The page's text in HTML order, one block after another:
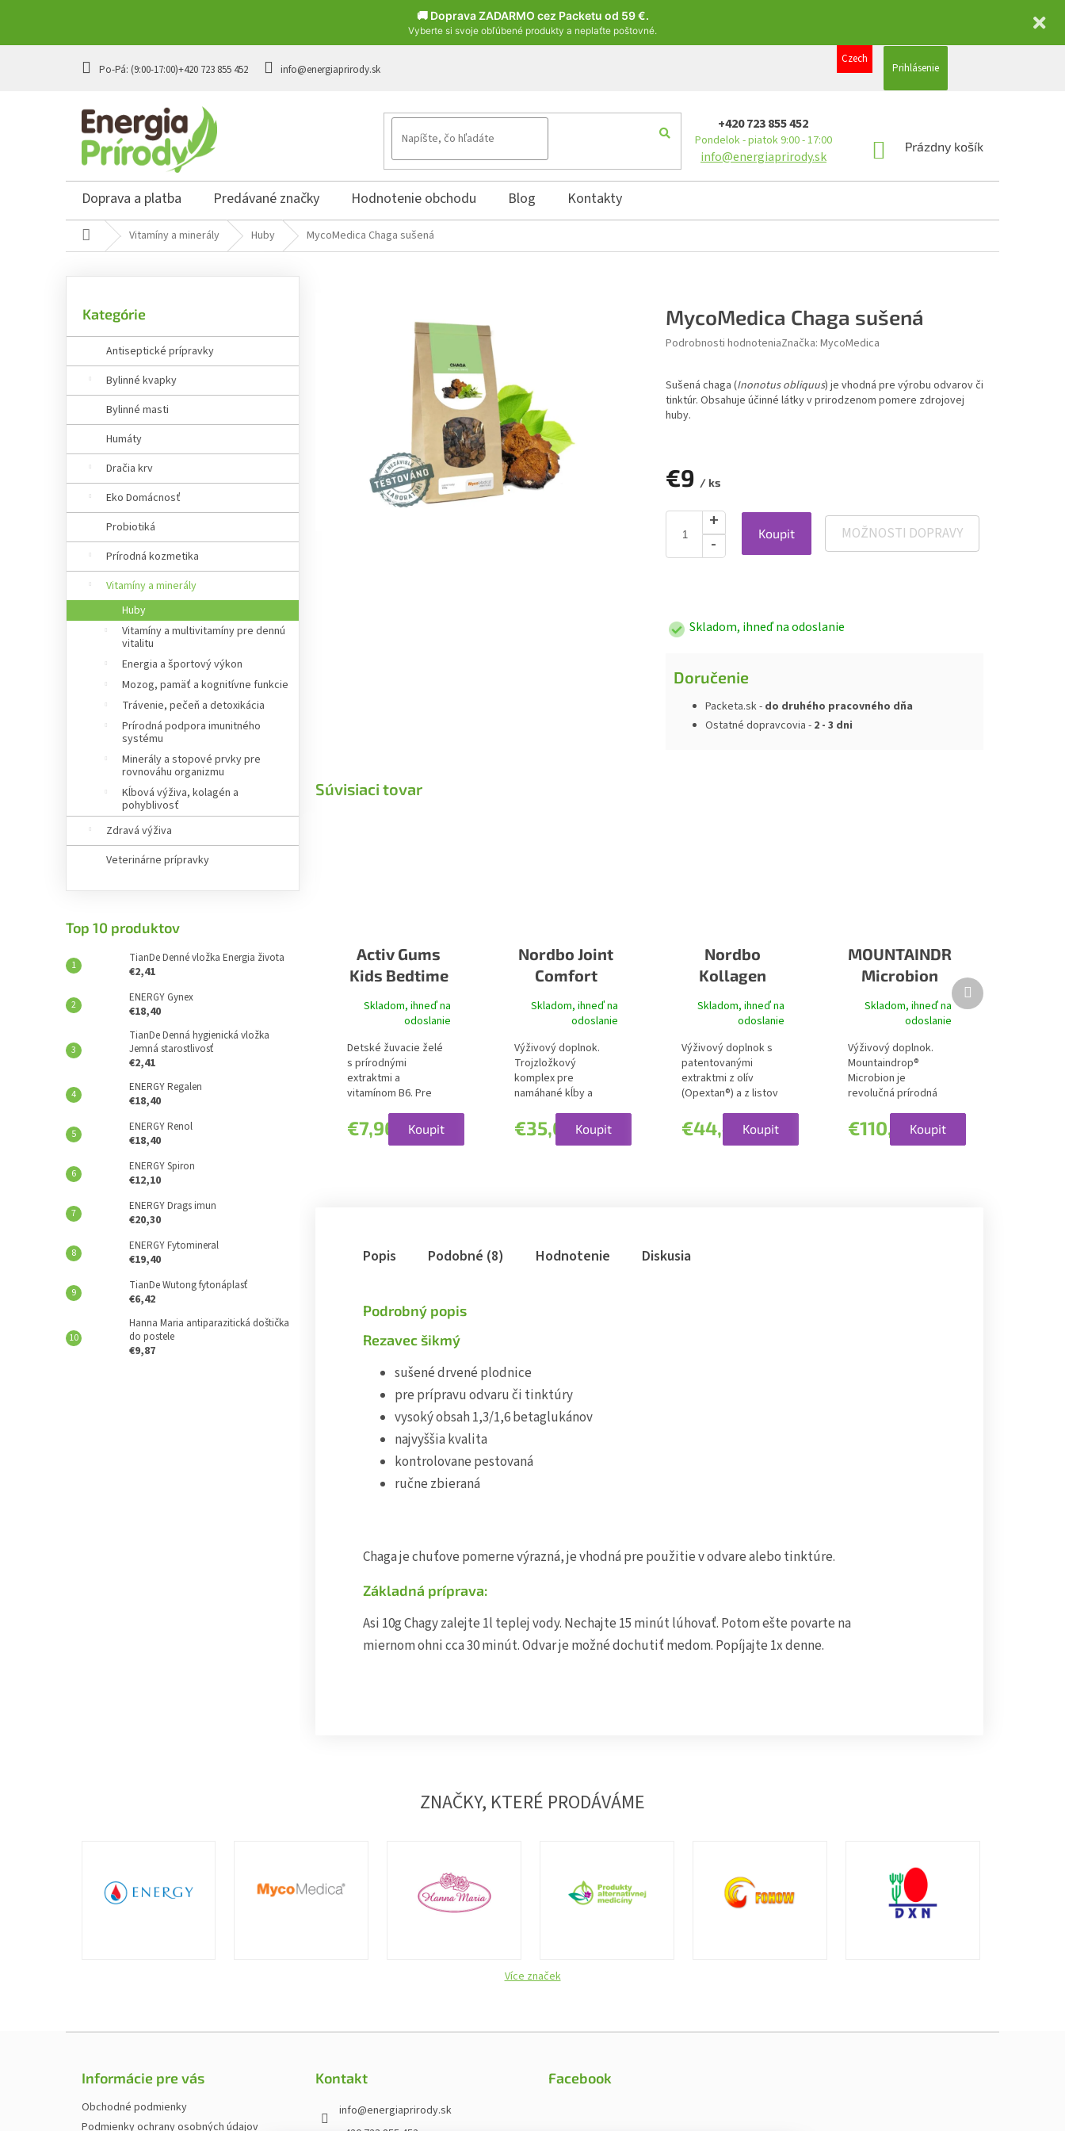
🚚 Doprava ZADARMO cez Packetu od 59 €.
Vyberte si svoje obľúbené produkty a neplaťte poštovné.
+420 723 855 452 info@energiaprirody.sk
Czech
Prihlásenie
+420 723 855 452
Pondelok - piatok 9:00 - 17:00
info@energiaprirody.sk
NÁKUPNÝ
Prázdny košík
Doprava a platba Predávané značky Hodnotenie obchodu Blog Kontakty
DomovVitamíny a minerály Huby MycoMedica Chaga sušená
o
a
e
kategórie
Kategórie
Antiseptické prípravky
Bylinné kvapky
Bylinné masti
Humáty
Dračia krv
Eko Domácnosť
Probiotiká
Prírodná kozmetika
Vitamíny a minerály
Huby
Vitamíny a multivitamíny pre dennú
vitalitu
Energia a športový výkon
Mozog, pamäť a kognitívne funkcie
Trávenie, pečeň a detoxikácia
Prírodná podpora imunitného
systému
Minerály a stopové prvky pre
rovnováhu organizmu
Kĺbová výživa, kolagén a
pohyblivosť
Zdravá výživa
Veterinárne prípravky
Top 10 produktov
TianDe Denné vložka Energia života
€2,41
ENERGY Gynex
€18,40
TianDe Denná hygienická vložka
Jemná starostlivosť
€2,41
ENERGY Regalen
€18,40
ENERGY Renol
€18,40
ENERGY Spiron
€12,10
ENERGY Drags imun
€20,30
ENERGY Fytomineral
€19,40
TianDe Wutong fytonáplasť
€6,42
Hanna Maria antiparazitická doštička
do postele
€9,87
MycoMedica Chaga sušená
Podrobnosti hodnoteniaZnačka: MycoMedica
Sušená chaga (Inonotus obliquus) je vhodná pre výrobu odvarov či
tinktúr. Obsahuje účinné látky v prirodzenom pomere zdrojovej
huby.
€9 / ks
Koupit MOŽNOSTI DOPRAVY
Skladom, ihneď na odoslanie
Doručenie
Packeta.sk - do druhého pracovného dňa
Ostatné dopravcovia - 2 - 3 dni
Súvisiaci tovar
Activ Gums
Kids Bedtime
Gummies
Skladom, ihneď na
odoslanie
€7,96 Koupit
Detské žuvacie želé
s prírodnými
extraktmi a
vitamínom B6. Pre
Zloženie:...
Nordbo Joint
Comfort
Skladom, ihneď na
odoslanie
€35,08 Koupit
Výživový doplnok.
Trojzložkový
komplex pre
namáhané kĺby a
extrakt z...
Nordbo
Kollagen
Booster
Skladom, ihneď na
odoslanie
€44,41 Koupit
Výživový doplnok s
patentovanými
extraktmi z olív
(Opextan®) a z listov
(Centevita®),...
MOUNTAINDROP
Microbion
Skladom, ihneď na
odoslanie
€110,69Koupit
Výživový doplnok.
Mountaindrop®
Microbion je
revolučná prírodná
vytvorená ako...
Ďalší
produkt
Popis Podobné (8) Hodnotenie Diskusia
Podrobný popis
Rezavec šikmý
sušené drvené plodnice
pre prípravu odvaru či tinktúry
vysoký obsah 1,3/1,6 betaglukánov
najvyššia kvalita
kontrolovane pestovaná
ručne zbieraná
Chaga je chuťove pomerne výrazná, je vhodná pre použitie v odvare alebo tinktúre.
Základná príprava:
Asi 10g Chagy zalejte 1l teplej vody. Nechajte 15 minút lúhovať. Potom ešte povarte na
miernom ohni cca 30 minút. Odvar je možné dochutiť medom. Popíjajte 1x denne.
ZNAČKY, KTERÉ PRODÁVÁME
Více značek
Informácie pre vás
Obchodné podmienky
Podmienky ochrany osobných údajov
Kontakt
info@energiaprirody.sk
Facebook